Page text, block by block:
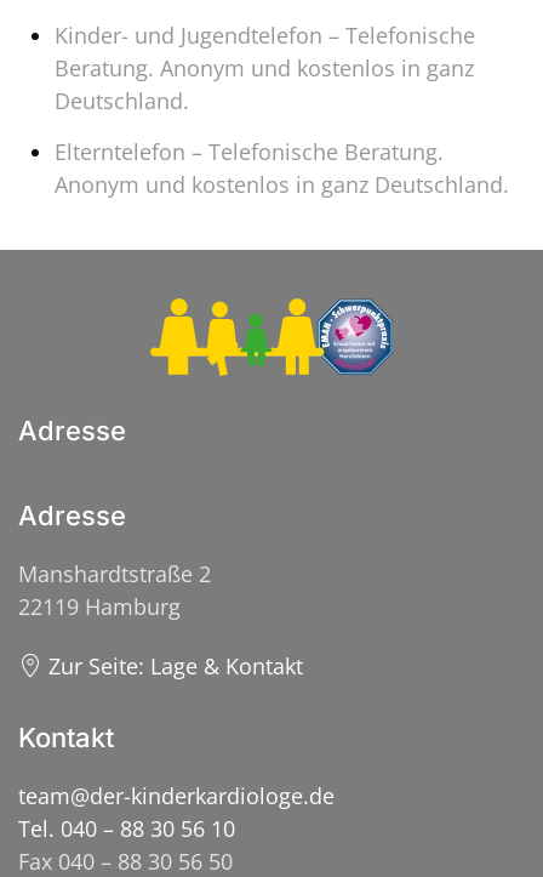
Kinder- und Jugendtelefon – Telefonische
Beratung. Anonym und kostenlos in ganz
Deutschland.
Elterntelefon – Telefonische Beratung.
Anonym und kostenlos in ganz Deutschland.
Adresse
Adresse
Manshardtstraße 2
22119 Hamburg
Zur Seite: Lage & Kontakt
Kontakt
team@der-kinderkardiologe.de
Tel. 040 – 88 30 56 10
Fax 040 – 88 30 56 50